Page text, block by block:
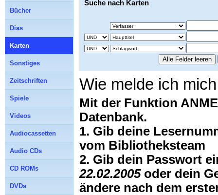
Suche nach Karten
Wie melde ich
Mit der Funktion
Datenbank.
1. Gib deine
vom Bibliotheksteam
2. Gib dein Passwort
22.02.2005 oder dein
ändere nach dem
Bücher
Dias
Karten
Sonstiges
Zeitschriften
Spiele
Videos
Audiocassetten
Audio CDs
CD ROMs
DVDs